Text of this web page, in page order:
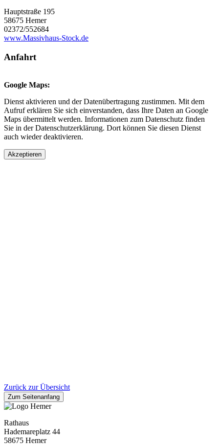
Hauptstraße 195
58675 Hemer
02372/552684
www.Massivhaus-Stock.de
Anfahrt
Google Maps:
Dienst aktivieren und der Datenübertragung zustimmen. Mit dem
Aufruf erklären Sie sich einverstanden, dass Ihre Daten an Google
Maps übermittelt werden. Informationen zum Datenschutz finden
Sie in der Datenschutzerklärung. Dort können Sie diesen Dienst
auch wieder deaktivieren.
Akzeptieren
Zurück zur Übersicht
Zum Seitenanfang
Rathaus
Hademareplatz 44
58675 Hemer